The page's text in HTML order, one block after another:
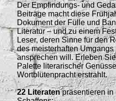
Der Empfindungs- und
Beiträge macht diese
Dokument der Fülle und
Literatur – und zu einem
Leser, deren Sinne für den
des meisterhaften Umgangs
ansprechen will. Erleben
Palette literarischer
Wortblütenpracht erstrahlt.
22 Literatenpräsentieren in